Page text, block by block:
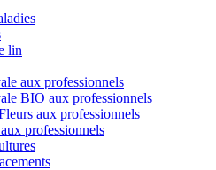
lin
aux professionnels
BIO aux professionnels
aux professionnels
professionnels